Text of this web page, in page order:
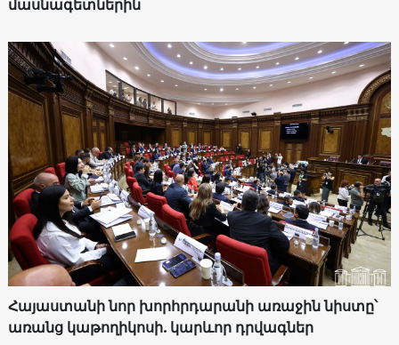
մասնագետներին
Հայաստանի նոր խորհրդարանի առաջին նիստը՝
առանց կաթողիկոսի. կարևոր դրվագներ